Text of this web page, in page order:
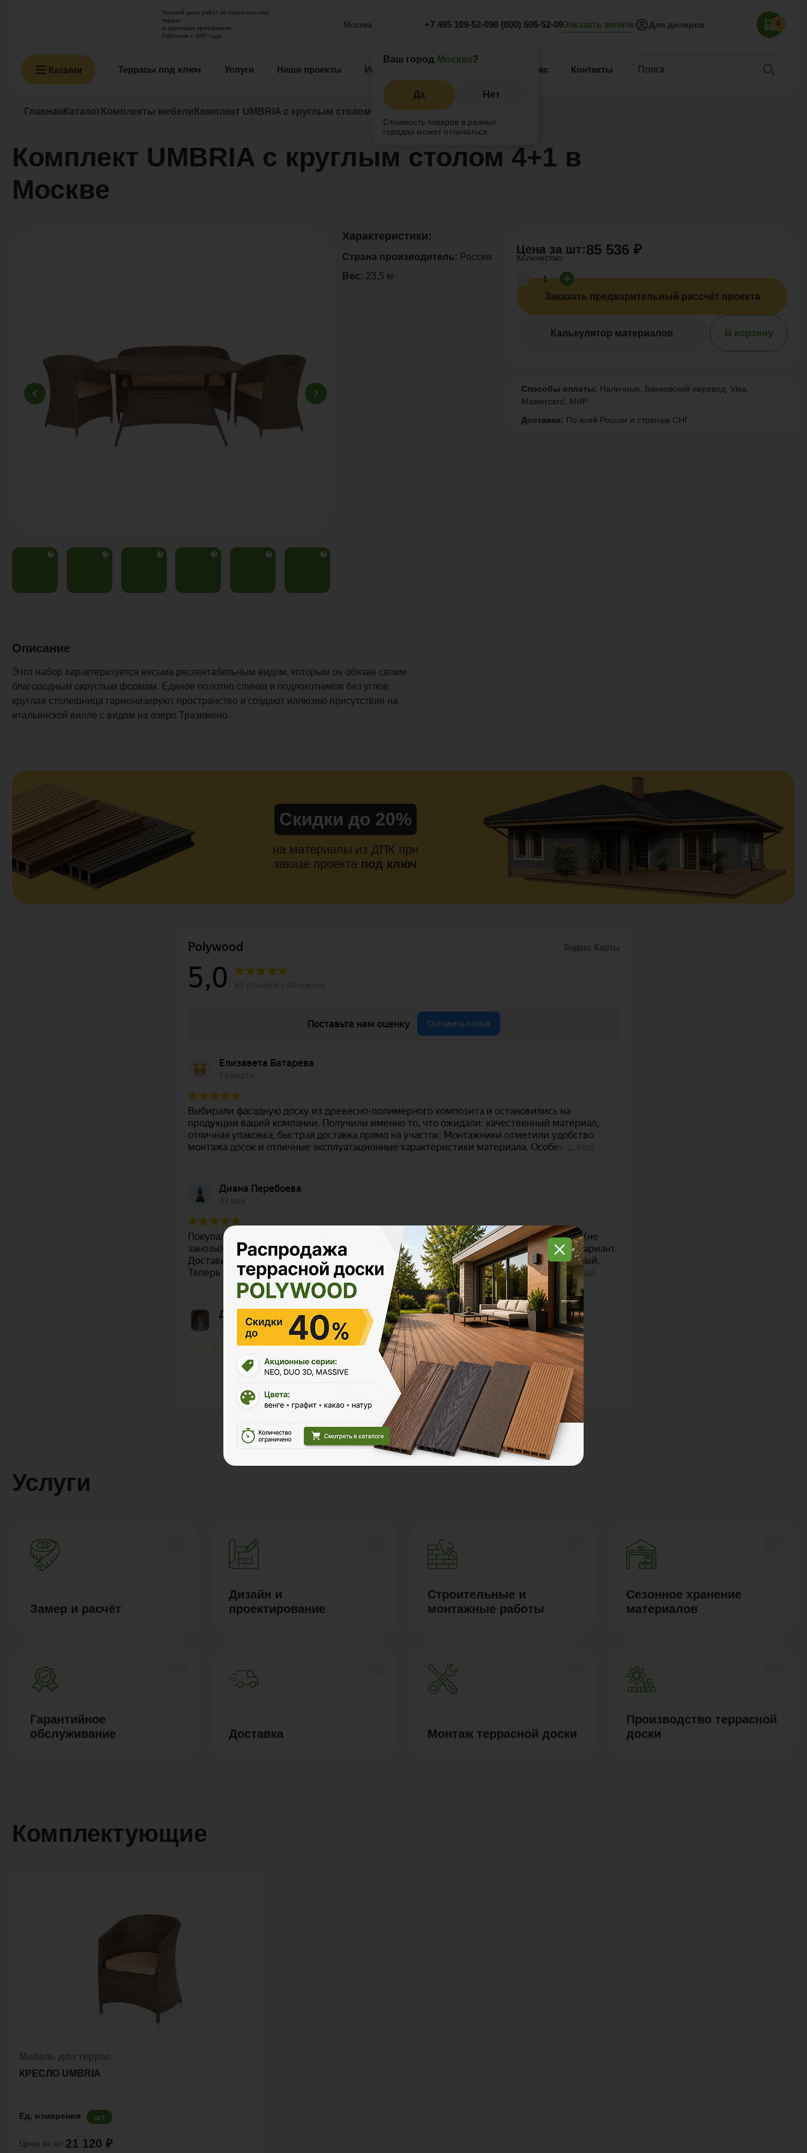
Полный цикл работ по строительству
террас
и парковых пространств.
Работаем с 2007 года.
Москва
Ваш город Москва?
Да Нет
Стоимость товаров в разных
городах может отличаться
+7 495 109-52-098 (800) 505-52-09Заказать звонок Для дилеров 0
Каталог Террасы под ключ Услуги Наши проекты Информация О нас Контакты
Главная Каталог Комплекты мебели Комплект UMBRIA с круглым столом 4+1
Комплект UMBRIA с круглым столом 4+1 в
Москве
? ? ? ? ? ?
Цена за шт:85 536 ₽
Количество:
Заказать предварительный рассчёт проекта
Калькулятор материалов В корзину
Способы оплаты: Наличные, Банковский перевод, Visa,
Mastercard, МИР
Доставка: По всей России и странам СНГ
Характеристики:
Страна производитель: Россия
Вес: 23,5 кг
Описание
Этот набор характеризуется весьма респектабельным видом, которым он обязан своим
благородным округлым формам. Единое полотно спинки и подлокотников без углов,
круглая столешница гармонизируют пространство и создают иллюзию присутствия на
итальянской вилле с видом на озеро Тразимено.
Скидки до 20%
на материалы из ДПК при
заказе проекта под ключ
Polywood на карте Москвы — Яндекс Карты
Услуги
Замер и расчёт
Дизайн и
проектирование
Строительные и
монтажные работы
Сезонное хранение
материалов
Гарантийное
обслуживание
Доставка Монтаж террасной доски
Производство террасной
доски
Комплектующие
КРЕСЛО UMBRIA
Ед. измерения шт
Цена за шт:21 120 ₽